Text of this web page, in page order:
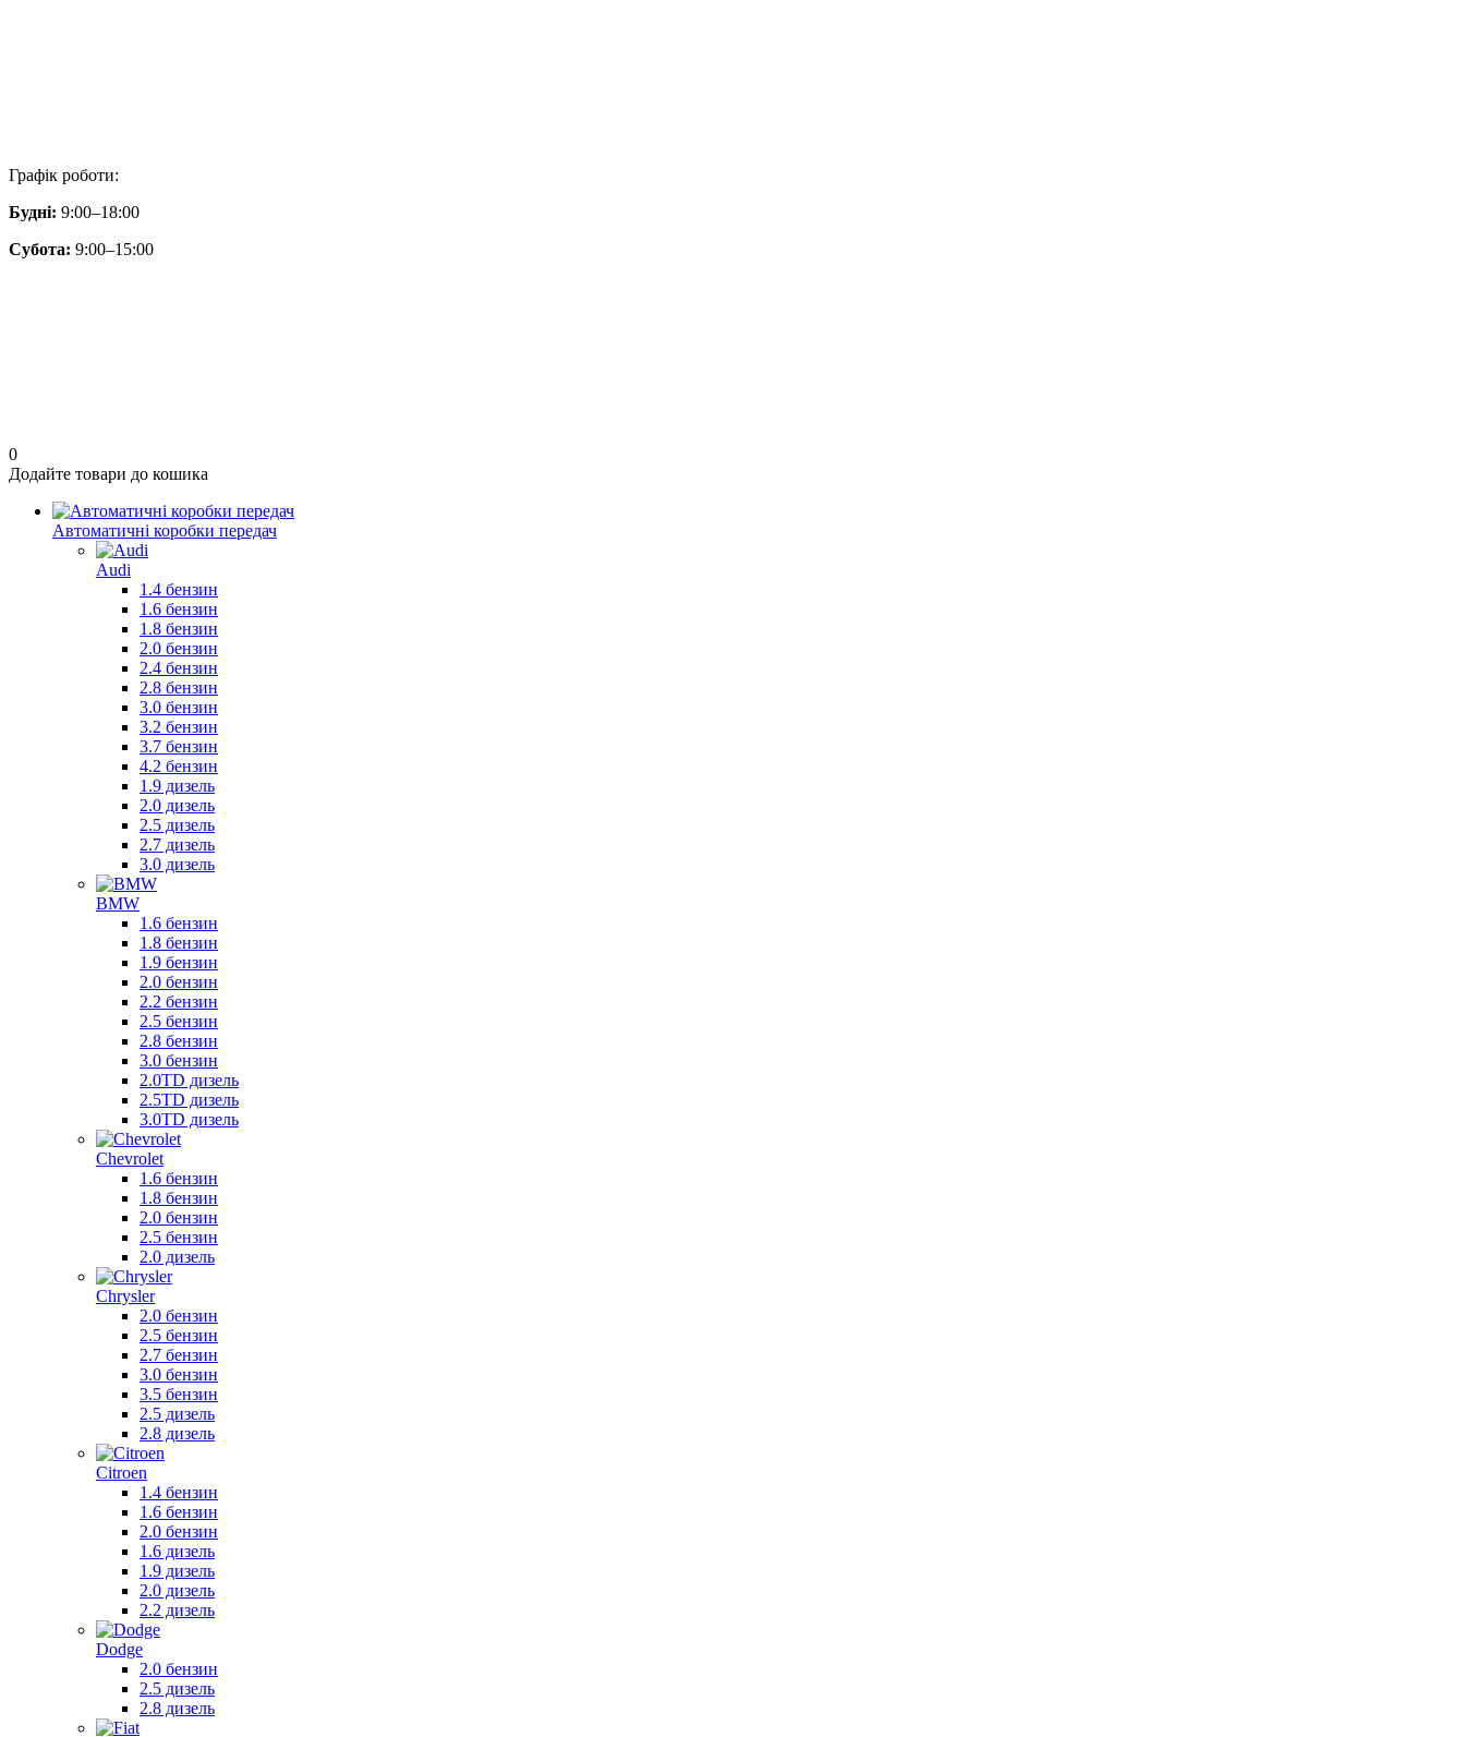
Графік роботи:
Будні: 9:00–18:00
Субота: 9:00–15:00
0
Додайте товари до кошика
Автоматичні коробки передач
Audi
1.4 бензин
1.6 бензин
1.8 бензин
2.0 бензин
2.4 бензин
2.8 бензин
3.0 бензин
3.2 бензин
3.7 бензин
4.2 бензин
1.9 дизель
2.0 дизель
2.5 дизель
2.7 дизель
3.0 дизель
BMW
1.6 бензин
1.8 бензин
1.9 бензин
2.0 бензин
2.2 бензин
2.5 бензин
2.8 бензин
3.0 бензин
2.0TD дизель
2.5TD дизель
3.0TD дизель
Chevrolet
1.6 бензин
1.8 бензин
2.0 бензин
2.5 бензин
2.0 дизель
Chrysler
2.0 бензин
2.5 бензин
2.7 бензин
3.0 бензин
3.5 бензин
2.5 дизель
2.8 дизель
Citroen
1.4 бензин
1.6 бензин
2.0 бензин
1.6 дизель
1.9 дизель
2.0 дизель
2.2 дизель
Dodge
2.0 бензин
2.5 дизель
2.8 дизель